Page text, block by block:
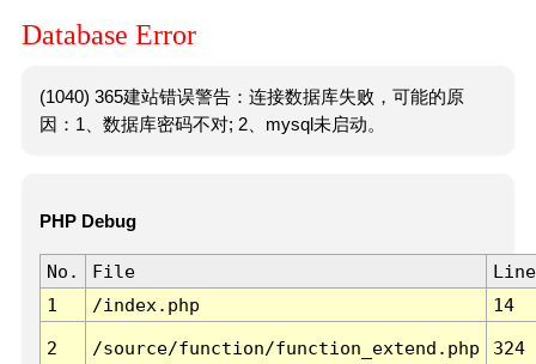
Database Error
(1040) 365建站错误警告：连接数据库失败，可能的原
因：1、数据库密码不对; 2、mysql未启动。
PHP Debug
No. File
Line
1
/index.php 14
2 /source/function/function_extend.php 324